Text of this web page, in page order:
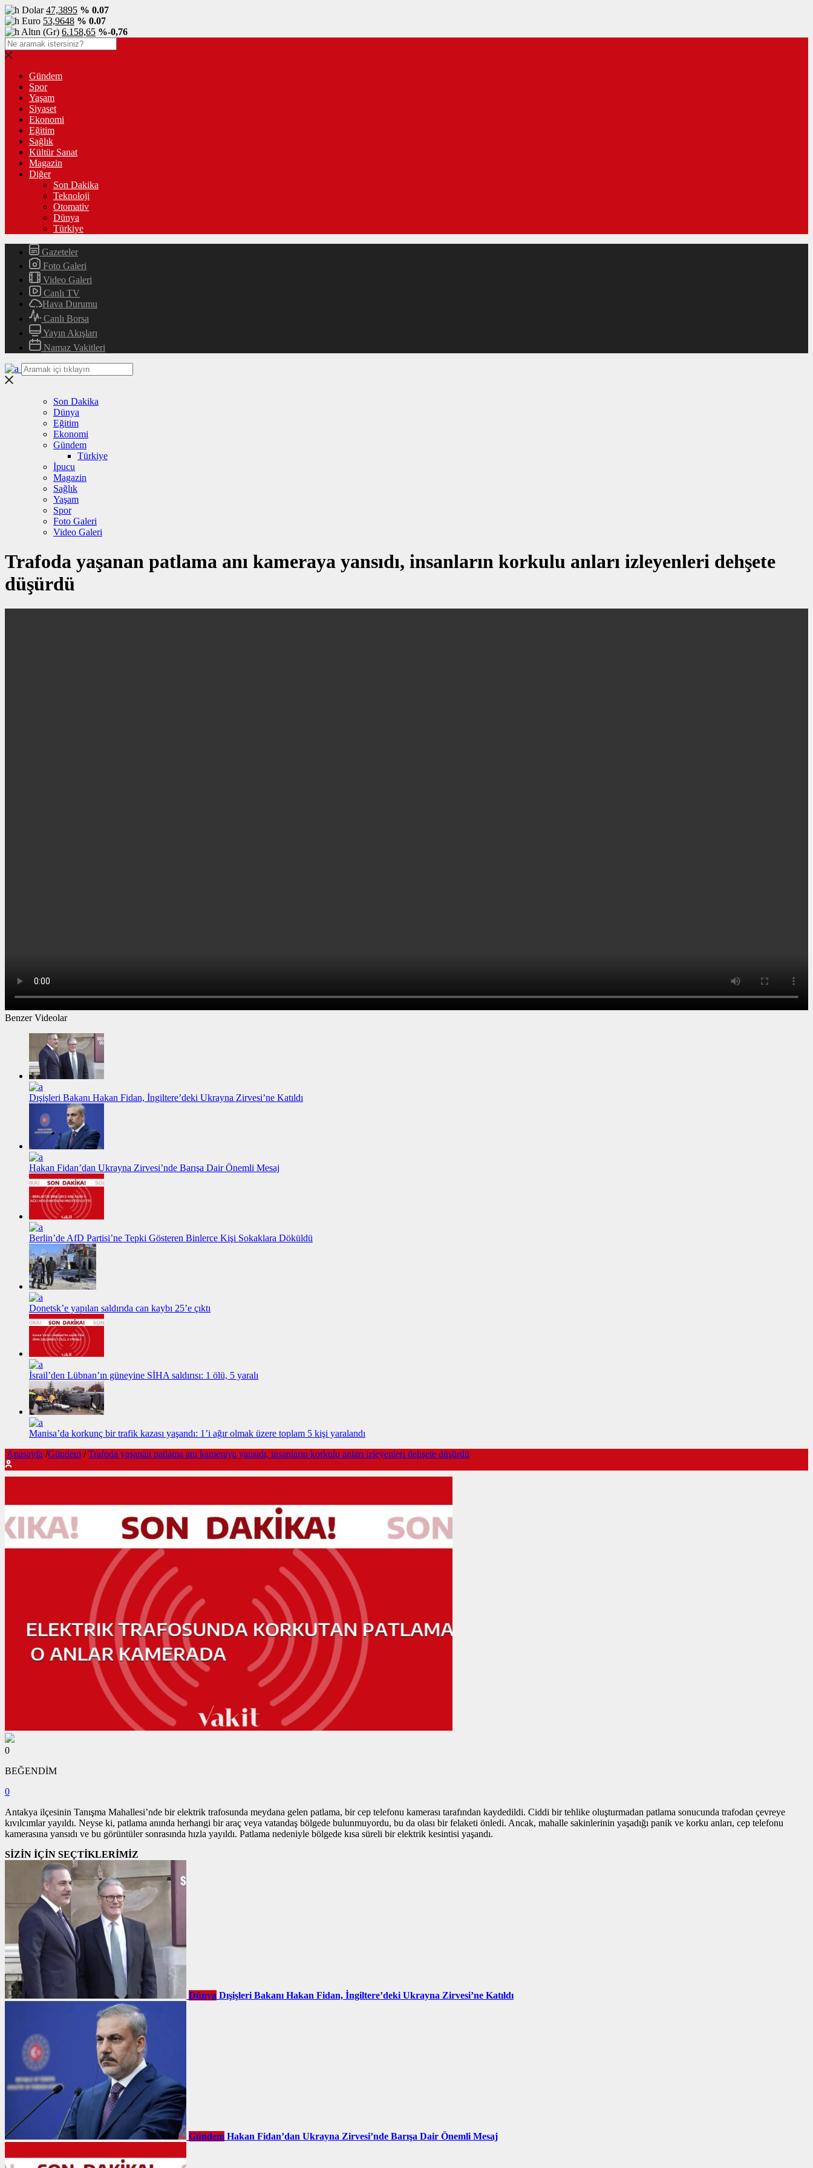
Dolar47,3895 % 0.07
Euro 53,9648 % 0.07
Altın (Gr) 6.158,65 %-0,76
Gündem
Spor
Yaşam
Siyaset
Ekonomi
Eğitim
Sağlık
Kültür Sanat
Magazin
Diğer
Son Dakika
Teknoloji
Otomativ
Dünya
Türkiye
Gazeteler
Foto Galeri
Video Galeri
Canlı TV
Hava Durumu
Canlı Borsa
Yayın Akışları
Namaz Vakitleri
Son Dakika
Dünya
Eğitim
Ekonomi
Gündem
Türkiye
İpucu
Magazin
Sağlık
Yaşam
Spor
Foto Galeri
Video Galeri
Trafoda yaşanan patlama anı kameraya yansıdı, insanların korkulu anları izleyenleri dehşete
düşürdü
Benzer Videolar
Dışişleri Bakanı Hakan Fidan, İngiltere’deki Ukrayna Zirvesi’ne Katıldı
Hakan Fidan’dan Ukrayna Zirvesi’nde Barışa Dair Önemli Mesaj
Berlin’de AfD Partisi’ne Tepki Gösteren Binlerce Kişi Sokaklara Döküldü
Donetsk’e yapılan saldırıda can kaybı 25’e çıktı
İsrail’den Lübnan’ın güneyine SİHA saldırısı: 1 ölü, 5 yaralı
Manisa’da korkunç bir trafik kazası yaşandı: 1’i ağır olmak üzere toplam 5 kişi yaralandı
Anasayfa /Gündem / Trafoda yaşanan patlama anı kameraya yansıdı, insanların korkulu anları izleyenleri dehşete düşürdü
0
BEĞENDİM
0
Antakya ilçesinin Tanışma Mahallesi’nde bir elektrik trafosunda meydana gelen patlama, bir cep telefonu kamerası tarafından kaydedildi. Ciddi bir tehlike oluşturmadan patlama sonucunda trafodan çevreye
kıvılcımlar yayıldı. Neyse ki, patlama anında herhangi bir araç veya vatandaş bölgede bulunmuyordu, bu da olası bir felaketi önledi. Ancak, mahalle sakinlerinin yaşadığı panik ve korku anları, cep telefonu
kamerasına yansıdı ve bu görüntüler sonrasında hızla yayıldı. Patlama nedeniyle bölgede kısa süreli bir elektrik kesintisi yaşandı.
SİZİN İÇİN SEÇTİKLERİMİZ
Dünya Dışişleri Bakanı Hakan Fidan, İngiltere’deki Ukrayna Zirvesi’ne Katıldı
Gündem Hakan Fidan’dan Ukrayna Zirvesi’nde Barışa Dair Önemli Mesaj